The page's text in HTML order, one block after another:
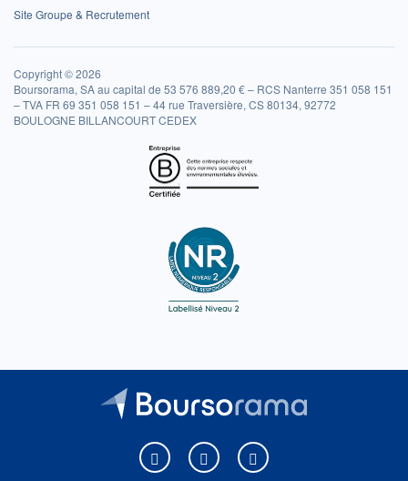
Site Groupe & Recrutement
Copyright © 2026
Boursorama, SA au capital de 53 576 889,20 € – RCS Nanterre 351 058 151
– TVA FR 69 351 058 151 – 44 rue Traversière, CS 80134, 92772
BOULOGNE BILLANCOURT CEDEX
Boursorama sur Facebook
Boursorama sur XBoursorama sur